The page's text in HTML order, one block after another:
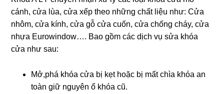
cánh, cửa lùa, cửa xếp theo những chất liệu như: Cửa
nhôm, cửa kính, cửa gỗ cửa cuốn, cửa chống cháy, cửa
nhựa Eurowindow…. Bao gồm các dịch vụ sửa khóa
cửa như sau:
Mở,phá khóa cửa bị kẹt hoặc bị mất chìa khóa an
toàn giữ nguyên ổ khóa cũ.